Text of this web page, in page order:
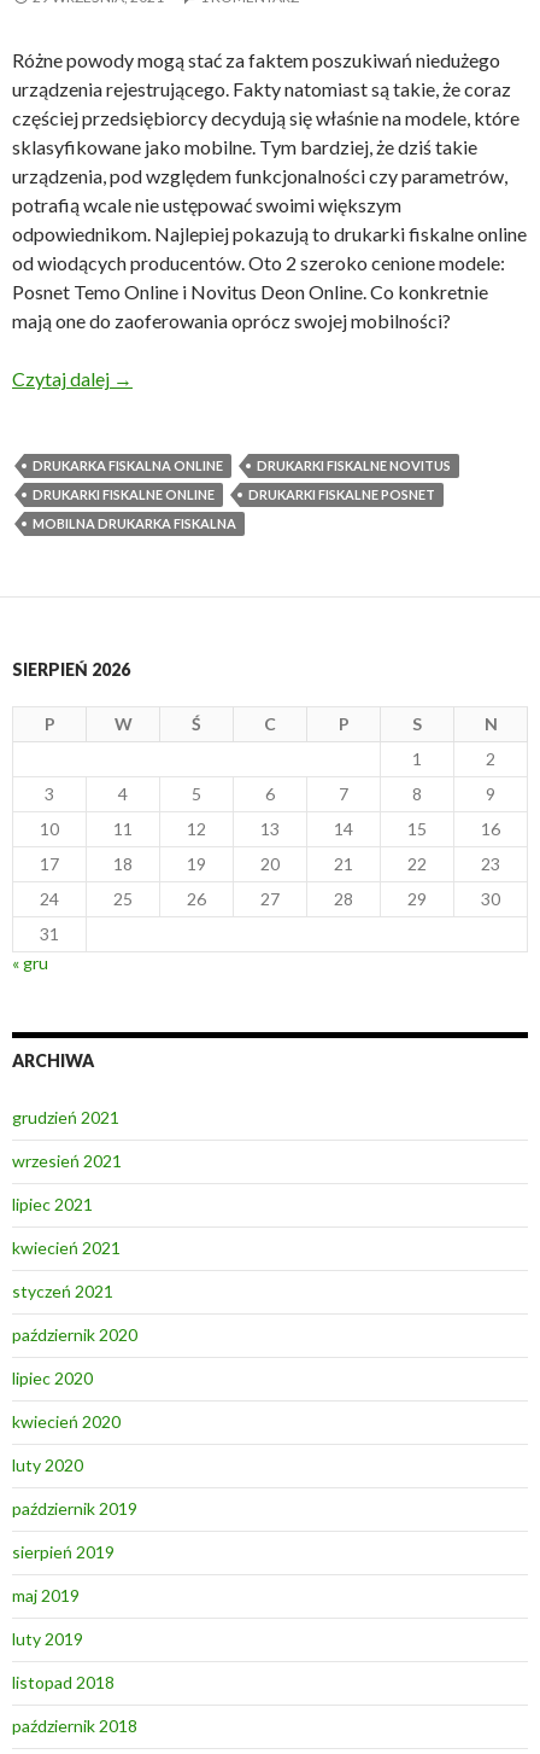
Różne powody mogą stać za faktem poszukiwań niedużego
urządzenia rejestrującego. Fakty natomiast są takie, że coraz
częściej przedsiębiorcy decydują się właśnie na modele, które
sklasyfikowane jako mobilne. Tym bardziej, że dziś takie
urządzenia, pod względem funkcjonalności czy parametrów,
potrafią wcale nie ustępować swoimi większym
odpowiednikom. Najlepiej pokazują to drukarki fiskalne online
od wiodących producentów. Oto 2 szeroko cenione modele:
Posnet Temo Online i Novitus Deon Online. Co konkretnie
mają one do zaoferowania oprócz swojej mobilności?
Czytaj dalej Drukarki fiskalne online (nie tylko) do pracy
→
DRUKARKA FISKALNA ONLINE
DRUKARKI FISKALNE NOVITUS
DRUKARKI FISKALNE ONLINE
DRUKARKI FISKALNE POSNET
MOBILNA DRUKARKA FISKALNA
SIERPIEŃ 2026
P W Ś C P S
N
1
2
3
4 5 6 7 8
9
10
11 12 13 14 15
16
17
18 19 20 21 22
23
24
25 26 27 28 29
30
31
« gru
ARCHIWA
grudzień 2021
wrzesień 2021
lipiec 2021
kwiecień 2021
styczeń 2021
październik 2020
lipiec 2020
kwiecień 2020
luty 2020
październik 2019
sierpień 2019
maj 2019
luty 2019
listopad 2018
październik 2018